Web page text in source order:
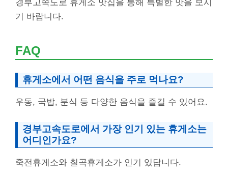
경부고속도로 휴게소 맛집을 통해 특별한 맛을 보시
기 바랍니다.
FAQ
휴게소에서 어떤 음식을 주로 먹나요?
우동, 국밥, 분식 등 다양한 음식을 즐길 수 있어요.
경부고속도로에서 가장 인기 있는 휴게소는
어디인가요?
죽전휴게소와 칠곡휴게소가 인기 있답니다.